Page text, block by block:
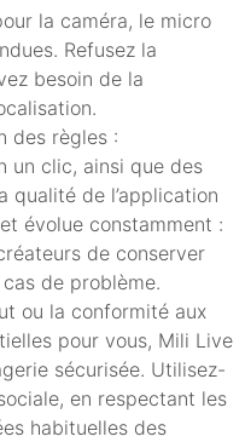
la caméra, le micro
Refusez la
besoin de la
des règles :
un clic, ainsi que des
qualité de l’application
évolue constamment :
de conserver
de problème.
ou la conformité aux
pour vous, Mili Live
sécurisée. Utilisez-
en respectant les
habituelles des